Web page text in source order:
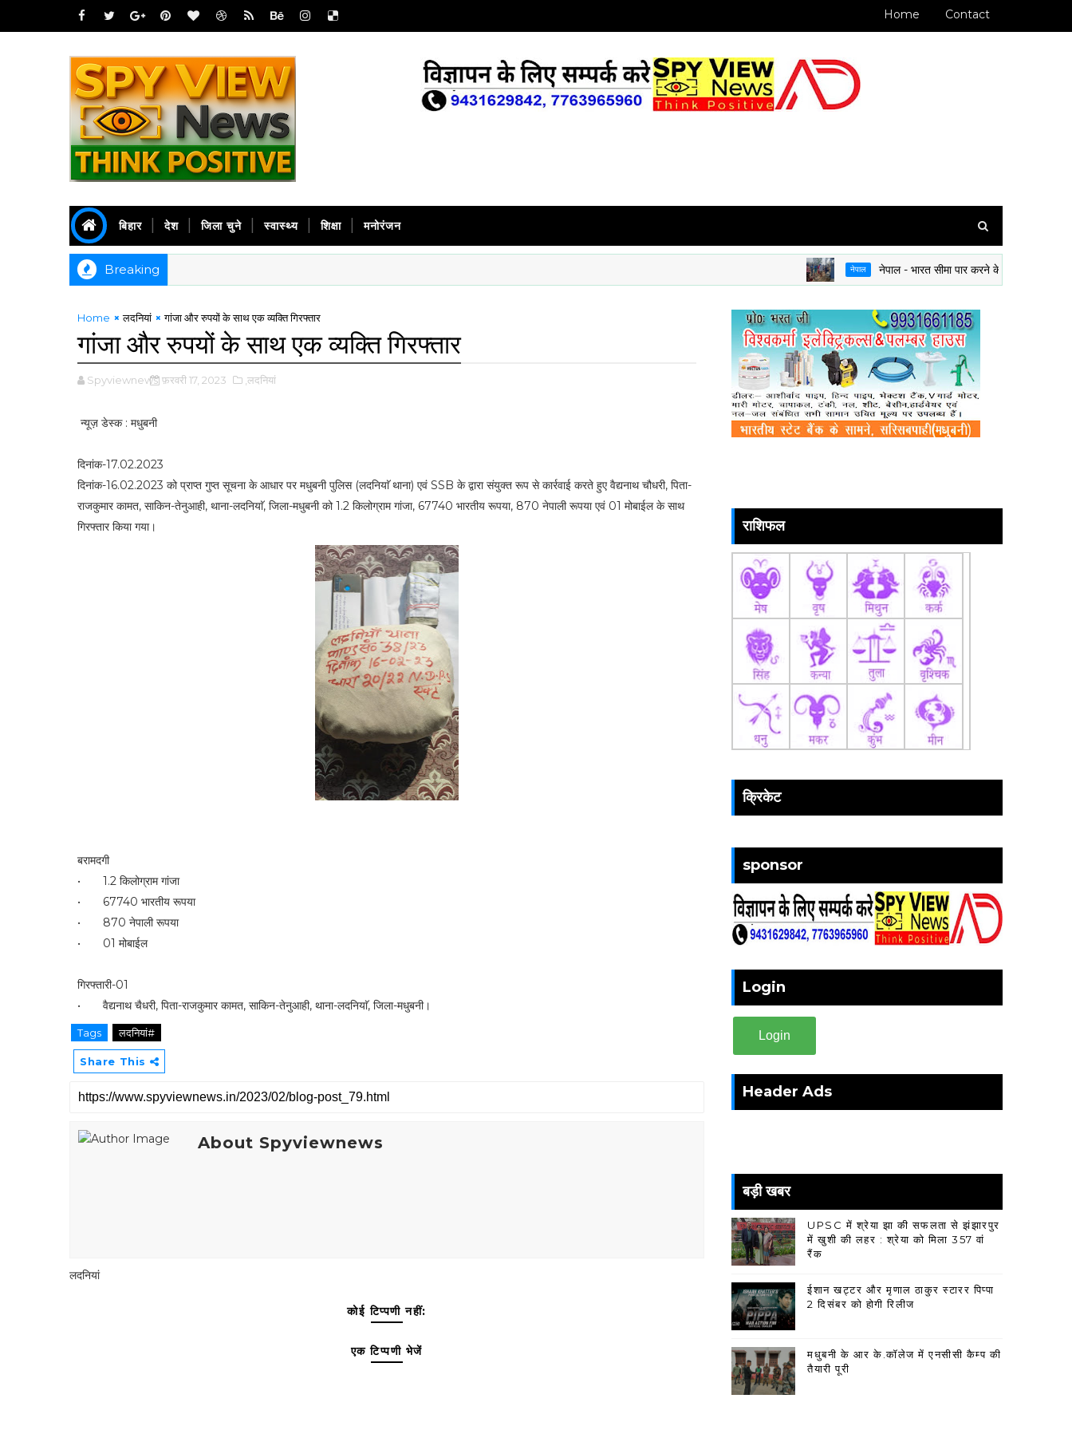
Home Contact
बिहार देश जिला चुने स्वास्थ्य शिक्षा मनोरंजन
Breaking नेपाल नेपाल - भारत सीमा पार करने के लिए अब राशन कार्ड या
Home लदनियां गांजा और रुपयों के साथ एक व्यक्ति गिरफ्तार
गांजा और रुपयों के साथ एक व्यक्ति गिरफ्तार
Spyviewnews फ़रवरी 17, 2023 ,लदनियां
न्यूज़ डेस्क : मधुबनी
दिनांक-17.02.2023
दिनांक-16.02.2023 को प्राप्त गुप्त सूचना के आधार पर मधुबनी पुलिस (लदनियाॅ थाना) एवं SSB के द्वारा संयुक्त रूप से कार्रवाई करते हुए वैद्यनाथ चौधरी, पिता-
राजकुमार कामत, साकिन-तेनुआही, थाना-लदनियाॅ, जिला-मधुबनी को 1.2 किलोग्राम गांजा, 67740 भारतीय रूपया, 870 नेपाली रूपया एवं 01 मोबाईल के साथ
गिरफ्तार किया गया।
बरामदगी
•
1.2 किलोग्राम गांजा
•
67740 भारतीय रूपया
•
870 नेपाली रूपया
•
01 मोबाईल
गिरफ्तारी-01
•
वैद्यनाथ चैधरी, पिता-राजकुमार कामत, साकिन-तेनुआही, थाना-लदनियाॅ, जिला-मधुबनी।
Tags लदनियां#
Share This
About Spyviewnews
लदनियां
कोई टिप्पणी नहीं:
एक टिप्पणी भेजें
राशिफल
क्रिकेट
sponsor
Login
Login
Header Ads
बड़ी खबर
UPSC में श्रेया झा की सफलता से झंझारपुर
में खुशी की लहर : श्रेया को मिला 357 वां
रैंक
ईशान खट्टर और मृणाल ठाकुर स्टारर पिप्पा
2 दिसंबर को होगी रिलीज
मधुबनी के आर के.कॉलेज में एनसीसी कैम्प की
तैयारी पूरी